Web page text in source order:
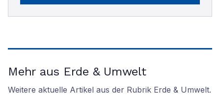
Mehr aus Erde & Umwelt
Weitere aktuelle Artikel aus der Rubrik Erde & Umwelt.